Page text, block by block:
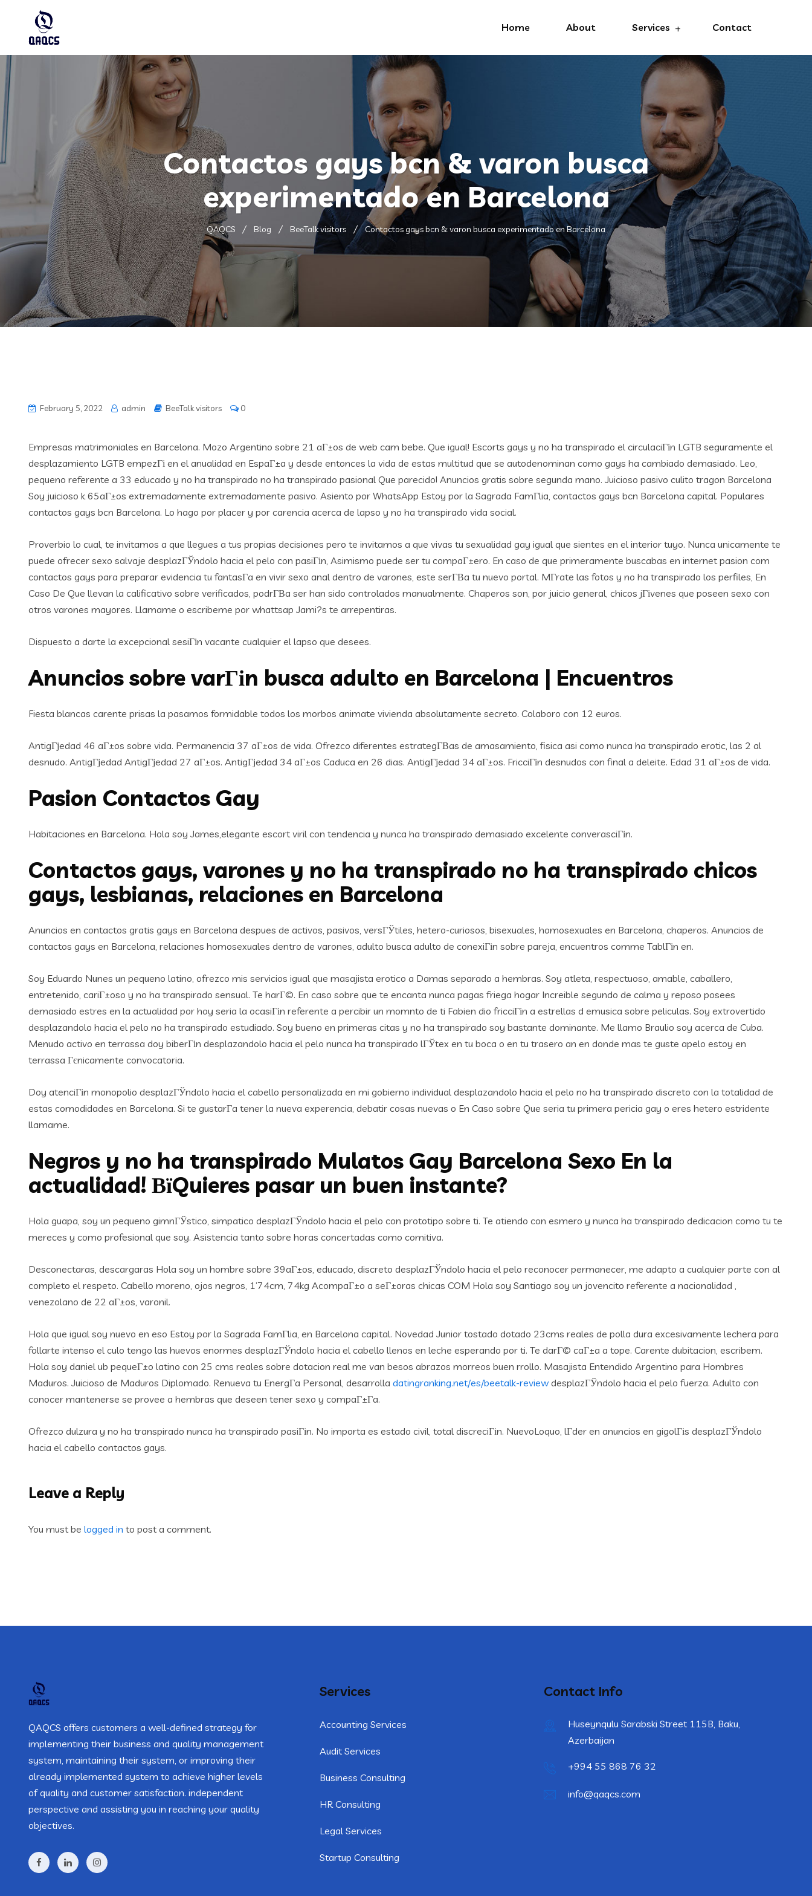
Home About Services Contact
Contactos gays bcn & varon busca
experimentado en Barcelona
QAQCS Blog BeeTalk visitors Contactos gays bcn & varon busca experimentado en Barcelona
February 5, 2022 admin BeeTalk visitors 0
Empresas matrimoniales en Barcelona. Mozo Argentino sobre 21 aГ±os de web cam bebe. Que igual! Escorts gays y no ha transpirado el circulaciГіn LGTB seguramente el
desplazamiento LGTB empezГі en el anualidad en EspaГ±a y desde entonces la vida de estas multitud que se autodenominan como gays ha cambiado demasiado. Leo,
pequeno referente a 33 educado y no ha transpirado no ha transpirado pasional Que parecido! Anuncios gratis sobre segunda mano. Juicioso pasivo culito tragon Barcelona
Soy juicioso k 65aГ±os extremadamente extremadamente pasivo. Asiento por WhatsApp Estoy por la Sagrada FamГ­lia, contactos gays bcn Barcelona capital. Populares
contactos gays bcn Barcelona. Lo hago por placer y por carencia acerca de lapso y no ha transpirado vida social.
Proverbio lo cual, te invitamos a que llegues a tus propias decisiones pero te invitamos a que vivas tu sexualidad gay igual que sientes en el interior tuyo. Nunca unicamente te
puede ofrecer sexo salvaje desplazГЎndolo hacia el pelo con pasiГіn, Asimismo puede ser tu compaГ±ero. En caso de que primeramente buscabas en internet pasion com
contactos gays para preparar evidencia tu fantasГ­a en vivir sexo anal dentro de varones, este serГ­В­a tu nuevo portal. MГ­rate las fotos y no ha transpirado los perfiles, En
Caso De Que llevan la calificativo sobre verificados, podrГ­В­a ser han sido controlados manualmente. Chaperos son, por juicio general, chicos jГіvenes que poseen sexo con
otros varones mayores. Llamame o escribeme por whattsap Jami?s te arrepentiras.
Dispuesto a darte la excepcional sesiГіn vacante cualquier el lapso que desees.
Anuncios sobre varГіn busca adulto en Barcelona | Encuentros
Fiesta blancas carente prisas la pasamos formidable todos los morbos animate vivienda absolutamente secreto. Colaboro con 12 euros.
AntigГјedad 46 aГ±os sobre vida. Permanencia 37 aГ±os de vida. Ofrezco diferentes estrategГ­В­as de amasamiento, fi­sica asi­ como nunca ha transpirado erotic, las 2 al
desnudo. AntigГјedad AntigГјedad 27 aГ±os. AntigГјedad 34 aГ±os Caduca en 26 dias. AntigГјedad 34 aГ±os. FricciГіn desnudos con final a deleite. Edad 31 aГ±os de vida.
Pasion Contactos Gay
Habitaciones en Barcelona. Hola soy James,elegante escort viril con tendencia y nunca ha transpirado demasiado excelente converasciГіn.
Contactos gays, varones y no ha transpirado no ha transpirado chicos
gays, lesbianas, relaciones en Barcelona
Anuncios en contactos gratis gays en Barcelona despues de activos, pasivos, versГЎtiles, hetero-curiosos, bisexuales, homosexuales en Barcelona, chaperos. Anuncios de
contactos gays en Barcelona, relaciones homosexuales dentro de varones, adulto busca adulto de conexiГіn sobre pareja, encuentros comme TablГіn en.
Soy Eduardo Nunes un pequeno latino, ofrezco mis servicios igual que masajista erotico a Damas separado a hembras. Soy atleta, respectuoso, amable, caballero,
entretenido, cariГ±oso y no ha transpirado sensual. Te harГ©. En caso sobre que te encanta nunca pagas friega hogar Increible segundo de calma y reposo posees
demasiado estres en la actualidad por hoy seri­a la ocasiГіn referente a percibir un momnto de ti Fabien dio fricciГіn a estrellas d emusica sobre peliculas. Soy extrovertido
desplazandolo hacia el pelo no ha transpirado estudiado. Soy bueno en primeras citas y no ha transpirado soy bastante dominante. Me llamo Braulio soy acerca de Cuba.
Menudo activo en terrassa doy biberГіn desplazandolo hacia el pelo nunca ha transpirado lГЎtex en tu boca o en tu trasero an en donde mas te guste apelo estoy en
terrassa Гєnicamente convocatoria.
Doy atenciГіn monopolio desplazГЎndolo hacia el cabello personalizada en mi gobierno individual desplazandolo hacia el pelo no ha transpirado discreto con la totalidad de
estas comodidades en Barcelona. Si te gustarГ­a tener la nueva experencia, debatir cosas nuevas o En Caso sobre Que seri­a tu primera pericia gay o eres hetero estridente
llamame.
Negros y no ha transpirado Mulatos Gay Barcelona Sexo En la
actualidad! ВїQuieres pasar un buen instante?
Hola guapa, soy un pequeno gimnГЎstico, simpatico desplazГЎndolo hacia el pelo con prototipo sobre ti. Te atiendo con esmero y nunca ha transpirado dedicacion como tu te
mereces y como profesional que soy. Asistencia tanto sobre horas concertadas como comitiva.
Desconectaras, descargaras Hola soy un hombre sobre 39aГ±os, educado, discreto desplazГЎndolo hacia el pelo reconocer permanecer, me adapto a cualquier parte con al
completo el respeto. Cabello moreno, ojos negros, 1’74cm, 74kg AcompaГ±o a seГ±oras chicas COM Hola soy Santiago soy un jovencito referente a nacionalidad ,
venezolano de 22 aГ±os, varonil.
Hola que igual soy nuevo en eso Estoy por la Sagrada FamГ­lia, en Barcelona capital. Novedad Junior tostado dotado 23cms reales de polla dura excesivamente lechera para
follarte intenso el culo tengo las huevos enormes desplazГЎndolo hacia el cabello llenos en leche esperando por ti. Te darГ© caГ±a a tope. Carente dubitacion, escribem.
Hola soy daniel ub pequeГ±o latino con 25 cms reales sobre dotacion real me van besos abrazos morreos buen rrollo. Masajista Entendido Argentino para Hombres
Maduros. Juicioso de Maduros Diplomado. Renueva tu EnergГ­a Personal, desarrolla datingranking.net/es/beetalk-reviewdesplazГЎndolo hacia el pelo fuerza. Adulto con
conocer mantenerse se provee a hembras que deseen tener sexo y compaГ±Г­a.
Ofrezco dulzura y no ha transpirado nunca ha transpirado pasiГіn. No importa es estado civil, total discreciГіn. NuevoLoquo, lГ­der en anuncios en gigolГіs desplazГЎndolo
hacia el cabello contactos gays.
Leave a Reply
You must be logged in to post a comment.
QAQCS offers customers a well-defined strategy for
implementing their business and quality management
system, maintaining their system, or improving their
already implemented system to achieve higher levels
of quality and customer satisfaction. independent
perspective and assisting you in reaching your quality
objectives.
Services
Accounting Services
Audit Services
Business Consulting
HR Consulting
Legal Services
Startup Consulting
Contact Info
Huseynqulu Sarabski Street 115B, Baku,
Azerbaijan
+994 55 868 76 32
info@qaqcs.com